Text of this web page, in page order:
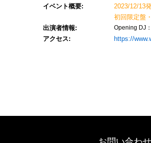
イベント概要
2023/12/13
初回限定盤
出演者情報
Opening DJ
アクセス https://